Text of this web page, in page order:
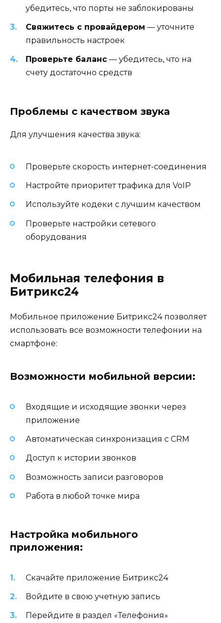
убедитесь, что порты не заблокированы
Свяжитесь с провайдером — уточните
правильность настроек
Проверьте баланс — убедитесь, что на
счету достаточно средств
Проблемы с качеством звука
Для улучшения качества звука:
Проверьте скорость интернет-соединения
Настройте приоритет трафика для VoIP
Используйте кодеки с лучшим качеством
Проверьте настройки сетевого
оборудования
Мобильная телефония в
Битрикс24
Мобильное приложение Битрикс24 позволяет
использовать все возможности телефонии на
смартфоне:
Возможности мобильной версии:
Входящие и исходящие звонки через
приложение
Автоматическая синхронизация с CRM
Доступ к истории звонков
Возможность записи разговоров
Работа в любой точке мира
Настройка мобильного
приложения:
Скачайте приложение Битрикс24
Войдите в свою учетную запись
Перейдите в раздел «Телефония»